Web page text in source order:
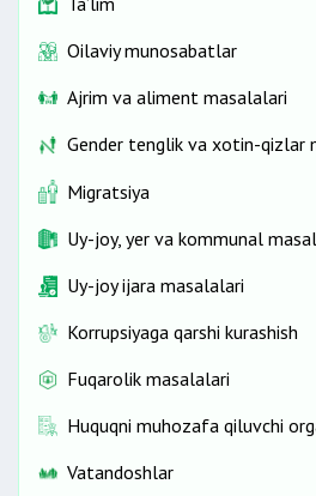
Oilaviy munosabatlar
Ajrim va aliment masalalari
Gender tenglik va xotin-qizlar
Migratsiya
Uy-joy, yer va kommunal
Uy-joy ijara masalalari
Korrupsiyaga qarshi kurashish
Fuqarolik masalalari
Huquqni muhozafa qiluvchi
Vatandoshlar